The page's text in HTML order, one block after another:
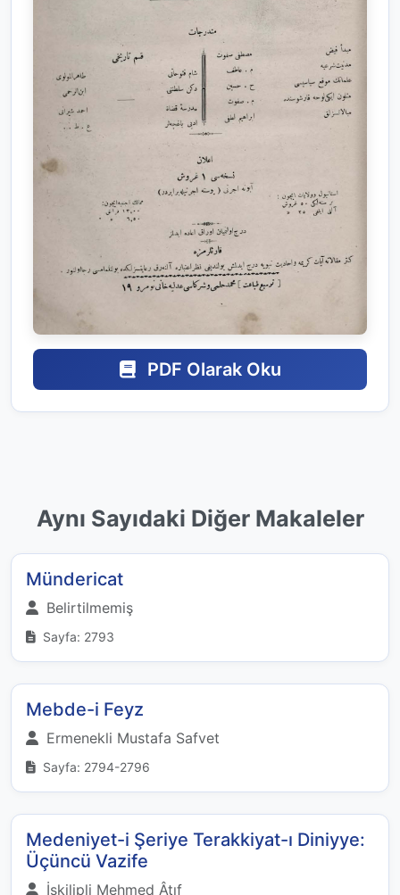
PDF Olarak Oku
Aynı Sayıdaki Diğer Makaleler
Mündericat
Belirtilmemiş
Sayfa: 2793
Mebde-i Feyz
Ermenekli Mustafa Safvet
Sayfa: 2794-2796
Medeniyet-i Şeriye Terakkiyat-ı Diniyye:
Üçüncü Vazife
İskilipli Mehmed Âtıf